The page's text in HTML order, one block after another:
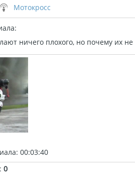
Мотокросс
:
ничего плохого, но почему их
: 00:03:40
: 0